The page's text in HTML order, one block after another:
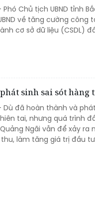
Phó Chủ tịch UBND tỉnh
về tăng cường công
cơ sở dữ liệu (CSDL)
sinh sai sót hàng
Dù đã hoàn thành và
tai, nhưng quá trình
Ngãi vẫn để xảy ra
làm tăng giá trị đầu